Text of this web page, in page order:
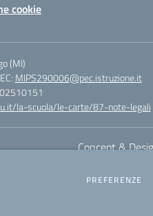
cookie
(MI)
MIPS290006@pec.istruzione.it
la-scuola/le-carte/87-note-legali
Concept &
PREFERENZE